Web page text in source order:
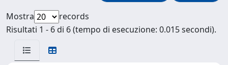
Mostra
records
Risultati 1 - 6 di 6 (tempo di esecuzione: 0.015 secondi).